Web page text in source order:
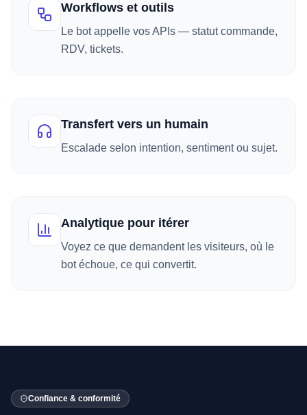
Workflows et outils
Le bot appelle vos APIs — statut commande,
RDV, tickets.
Transfert vers un humain
Escalade selon intention, sentiment ou sujet.
Analytique pour itérer
Voyez ce que demandent les visiteurs, où le
bot échoue, ce qui convertit.
Confiance & conformité